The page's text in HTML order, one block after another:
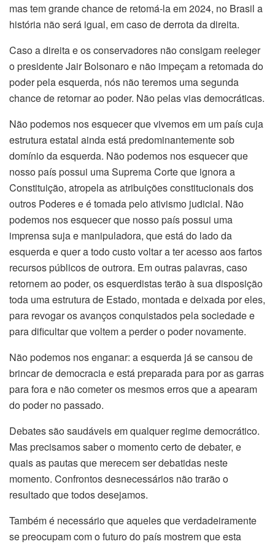
mas tem grande chance de retomá-la em 2024, no Brasil a
história não será igual, em caso de derrota da direita.
Caso a direita e os conservadores não consigam reeleger
o presidente Jair Bolsonaro e não impeçam a retomada do
poder pela esquerda, nós não teremos uma segunda
chance de retornar ao poder. Não pelas vias democráticas.
Não podemos nos esquecer que vivemos em um país cuja
estrutura estatal ainda está predominantemente sob
domínio da esquerda. Não podemos nos esquecer que
nosso país possui uma Suprema Corte que ignora a
Constituição, atropela as atribuições constitucionais dos
outros Poderes e é tomada pelo ativismo judicial. Não
podemos nos esquecer que nosso país possui uma
imprensa suja e manipuladora, que está do lado da
esquerda e quer a todo custo voltar a ter acesso aos fartos
recursos públicos de outrora. Em outras palavras, caso
retornem ao poder, os esquerdistas terão à sua disposição
toda uma estrutura de Estado, montada e deixada por eles,
para revogar os avanços conquistados pela sociedade e
para dificultar que voltem a perder o poder novamente.
Não podemos nos enganar: a esquerda já se cansou de
brincar de democracia e está preparada para por as garras
para fora e não cometer os mesmos erros que a apearam
do poder no passado.
Debates são saudáveis em qualquer regime democrático.
Mas precisamos saber o momento certo de debater, e
quais as pautas que merecem ser debatidas neste
momento. Confrontos desnecessários não trarão o
resultado que todos desejamos.
Também é necessário que aqueles que verdadeiramente
se preocupam com o futuro do país mostrem que esta